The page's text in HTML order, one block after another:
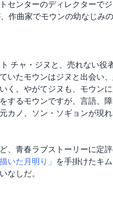
センターのディレクターで
作曲家でモウンの幼なじみ
チャ・ジヌと、売れない役
いたモウンはジヌと出会い
く。やがてジヌも、モウン
するモウンですが、言語、
カノ、ソン・ソギョンが現
、青春ラブストーリーに定
いた月明り」
を手掛けたキ
なしだ。